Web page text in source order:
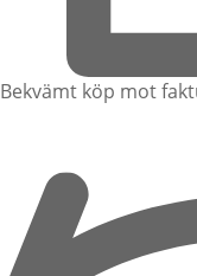
Bekvämt köp mot